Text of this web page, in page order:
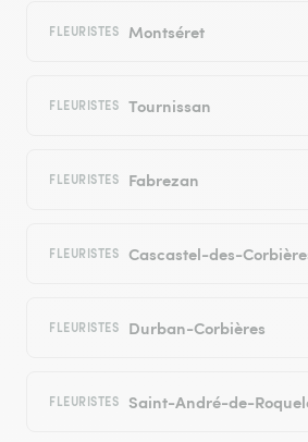
FLEURISTES Montséret
FLEURISTES Tournissan
FLEURISTES Fabrezan
FLEURISTES Cascastel-des-
FLEURISTES Durban-Corbières
FLEURISTES Saint-André-de-